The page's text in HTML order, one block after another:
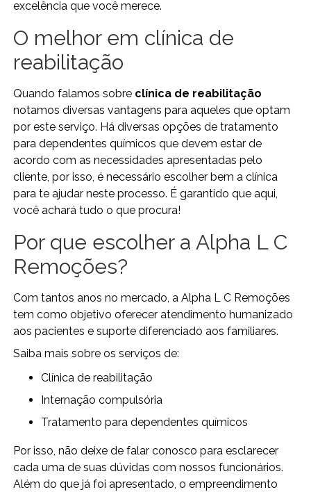
excelência que você merece.
O melhor em clínica de
reabilitação
Quando falamos sobre clínica de reabilitação
notamos diversas vantagens para aqueles que optam
por este serviço. Há diversas opções de tratamento
para dependentes químicos que devem estar de
acordo com as necessidades apresentadas pelo
cliente, por isso, é necessário escolher bem a clínica
para te ajudar neste processo. É garantido que aqui,
você achará tudo o que procura!
Por que escolher a Alpha L C
Remoções?
Com tantos anos no mercado, a Alpha L C Remoções
tem como objetivo oferecer atendimento humanizado
aos pacientes e suporte diferenciado aos familiares.
Saiba mais sobre os serviços de:
clínica de reabilitação
internação compulsória
tratamento para dependentes químicos
Por isso, não deixe de falar conosco para esclarecer
cada uma de suas dúvidas com nossos funcionários.
Além do que já foi apresentado, o empreendimento